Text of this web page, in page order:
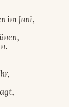
im Juni,